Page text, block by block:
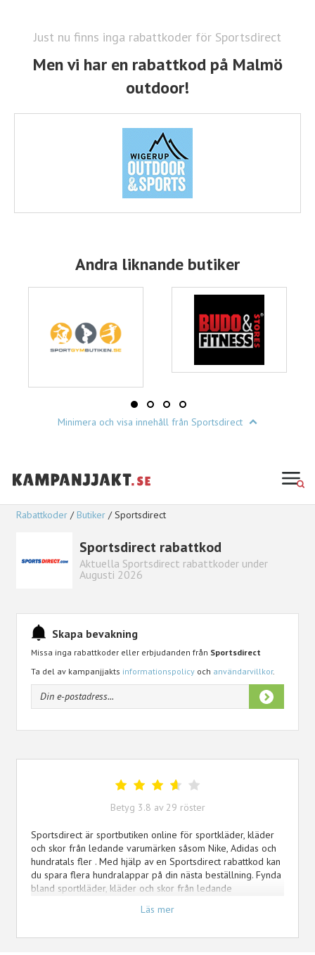
Just nu finns inga rabattkoder för Sportsdirect
Men vi har en rabattkod på Malmö
outdoor!
Andra liknande butiker
Minimera och visa innehåll från Sportsdirect
Rabattkoder Butiker Sportsdirect
Sportsdirect rabattkod
Aktuella Sportsdirect rabattkoder under
Augusti 2026
Betyg 3.8 av 29 röster
Sportsdirect är sportbutiken online för sportkläder, kläder
och skor från ledande varumärken såsom Nike, Adidas och
hundratals fler . Med hjälp av en Sportsdirect rabattkod kan
du spara flera hundralappar på din nästa beställning. Fynda
bland sportkläder, kläder och skor från ledande
alla koder och kampanjer brukar Kampanjjakt.se dessutom
se därför till att prenumenera på vårat nyhetsbrev för att
Läs mer
Skapa bevakning
Missa inga rabattkoder eller erbjudanden från Sportsdirect
Ta del av kampanjjakts informationspolicy och användarvillkor.